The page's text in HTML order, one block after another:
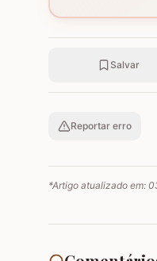
Salvar
Reportar erro
*Artigo atualizado em: